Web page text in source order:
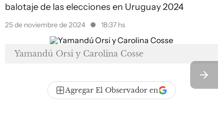
balotaje de las elecciones en Uruguay 2024
25 de noviembre de 2024 18:37 hs
Yamandú Orsi y Carolina Cosse
Agregar El Observador en